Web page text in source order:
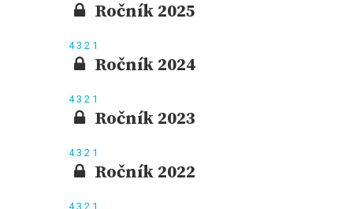
Ročník 2025
43 2 1
Ročník 2024
43 2 1
Ročník 2023
43 2 1
Ročník 2022
43 2 1